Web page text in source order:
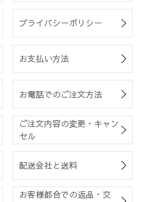
プライバシーポリシー
お支払い方法
お電話でのご注文方法
ご注文内容の変更・キャン
セル
配送会社と送料
お客様都合での返品・交